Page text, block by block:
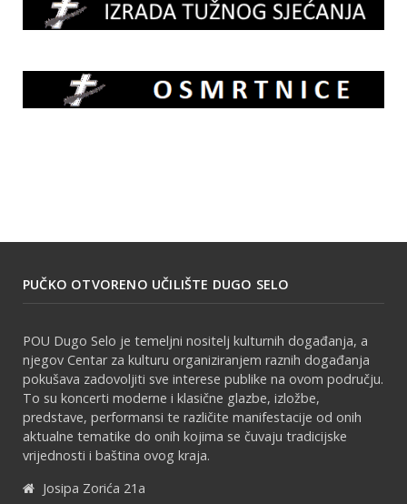
PUČKO OTVORENO UČILIŠTE DUGO SELO
POU Dugo Selo je temeljni nositelj kulturnih događanja, a
njegov Centar za kulturu organiziranjem raznih događanja
pokušava zadovoljiti sve interese publike na ovom području.
To su koncerti moderne i klasične glazbe, izložbe,
predstave, performansi te različite manifestacije od onih
aktualne tematike do onih kojima se čuvaju tradicijske
vrijednosti i baština ovog kraja.
Josipa Zorića 21a